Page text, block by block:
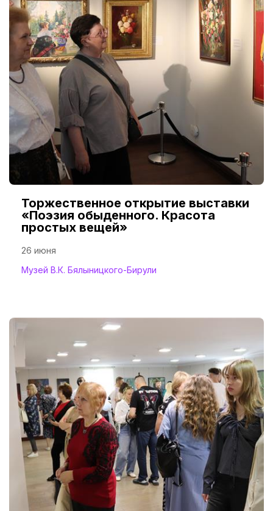
Торжественное открытие выставки
«Поэзия обыденного. Красота
простых вещей»
26 июня
Музей В.К. Бялыницкого-Бирули